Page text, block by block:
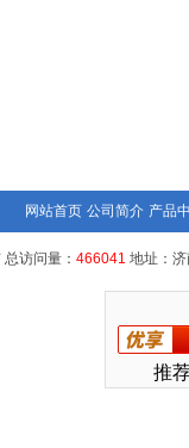
网站首页 公司简介 产品
访问量： 466041 地址：
推